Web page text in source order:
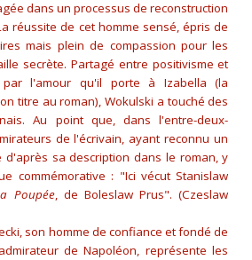
dans un processus de reconstruction
réussite de cet homme sensé, épris de
mais plein de compassion pour les
secrète. Partagé entre positivisme et
par l'amour qu'il porte à Izabella (la
titre au roman), Wokulski a touché des
Au point que, dans l'entre-deux-
de l'écrivain, ayant reconnu un
d'après sa description dans le roman, y
commémorative : "Ici vécut Stanislaw
Poupée, de Boleslaw Prus". (Czeslaw
son homme de confiance et fondé de
de Napoléon, représente les